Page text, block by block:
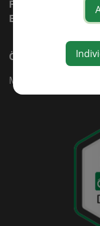
Fax:
+43 7448 26027
E-Mail:
Öffnungszeiten:
Mo–Fr: 8:00-12:00